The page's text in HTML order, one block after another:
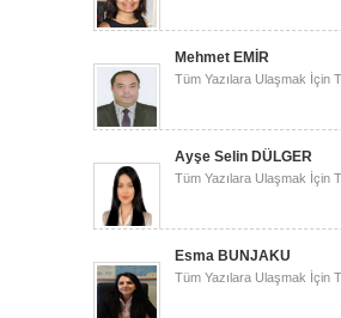
Mehmet EMİR
Tüm Yazılara Ulaşmak İçin
Ayşe Selin DÜLGER
Tüm Yazılara Ulaşmak İçin
Esma BUNJAKU
Tüm Yazılara Ulaşmak İçin